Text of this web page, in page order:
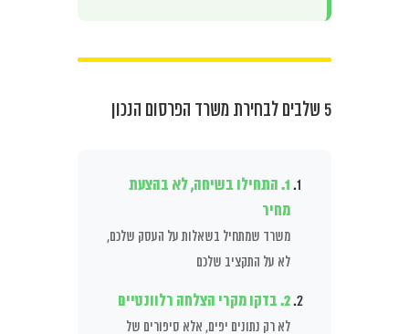
5 שלבים לבחירת משרד הפרסום הנכון
1. התחילו בשיחה, לא בהצעת
מחיר
משרד שמתחיל בשאלות על העסק שלכם,
לא על התקציב שלכם
2. בדקו מקרי הצלחה רלוונטיים
לא רק נתונים יפים, אלא סיפורים של